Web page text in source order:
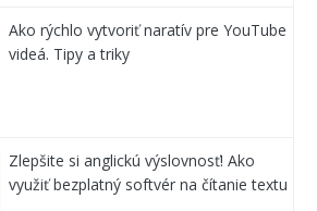
Ako rýchlo vytvoriť naratív pre YouTube
videá. Tipy a triky
Zlepšite si anglickú výslovnosť! Ako
využiť bezplatný softvér na čítanie textu